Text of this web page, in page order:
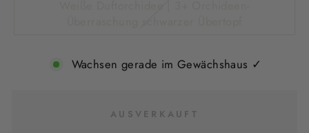
Wachsen gerade im Gewächshaus ✓
AUSVERKAUFT